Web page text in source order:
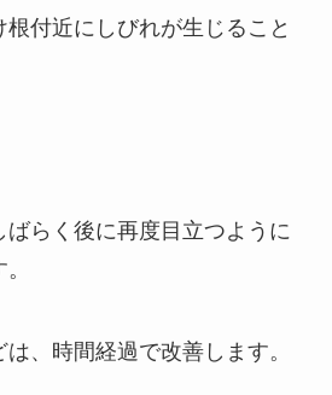
付近にしびれが生じること
らく後に再度目立つように
、時間経過で改善します。